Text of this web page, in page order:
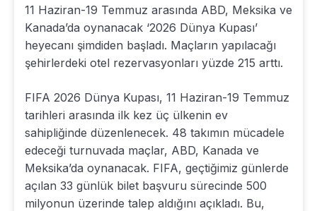
11 Haziran-19 Temmuz arasında ABD, Meksika ve
Kanada’da oynanacak ‘2026 Dünya Kupası’
heyecanı şimdiden başladı. Maçların yapılacağı
şehirlerdeki otel rezervasyonları yüzde 215 arttı.
FIFA 2026 Dünya Kupası, 11 Haziran-19 Temmuz
tarihleri arasında ilk kez üç ülkenin ev
sahipliğinde düzenlenecek. 48 takımın mücadele
edeceği turnuvada maçlar, ABD, Kanada ve
Meksika’da oynanacak. FIFA, geçtiğimiz günlerde
açılan 33 günlük bilet başvuru sürecinde 500
milyonun üzerinde talep aldığını açıkladı. Bu,